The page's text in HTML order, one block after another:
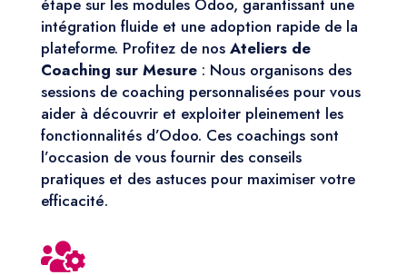
étape sur les modules Odoo, garantissant une
intégration fluide et une adoption rapide de la
plateforme. Profitez de nos Ateliers de
Coaching sur Mesure: Nous organisons des
sessions de coaching personnalisées pour vous
aider à découvrir et exploiter pleinement les
fonctionnalités d’Odoo. Ces coachings sont
l’occasion de vous fournir des conseils
pratiques et des astuces pour maximiser votre
efficacité.
